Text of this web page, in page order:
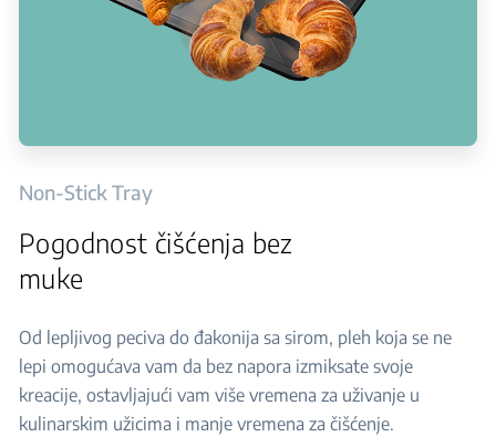
Non-Stick Tray
Pogodnost čišćenja bez
muke
Od lepljivog peciva do đakonija sa sirom, pleh koja se ne
lepi omogućava vam da bez napora izmiksate svoje
kreacije, ostavljajući vam više vremena za uživanje u
kulinarskim užicima i manje vremena za čišćenje.